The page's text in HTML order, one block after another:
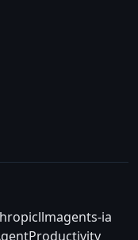
llmagents-ia
Productivity